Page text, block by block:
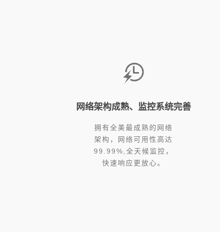
网络架构成熟、监控系统完善
拥有全美最成熟的网络
架构，网络可用性高达
99.99%,全天候监控，
快速响应更放心。